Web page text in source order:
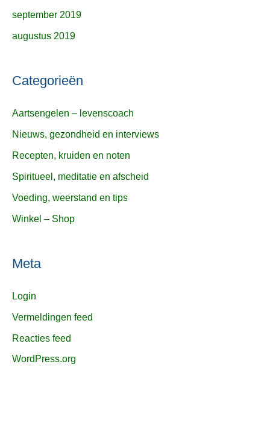
september 2019
augustus 2019
Categorieën
Aartsengelen – levenscoach
Nieuws, gezondheid en interviews
Recepten, kruiden en noten
Spiritueel, meditatie en afscheid
Voeding, weerstand en tips
Winkel – Shop
Meta
Login
Vermeldingen feed
Reacties feed
WordPress.org